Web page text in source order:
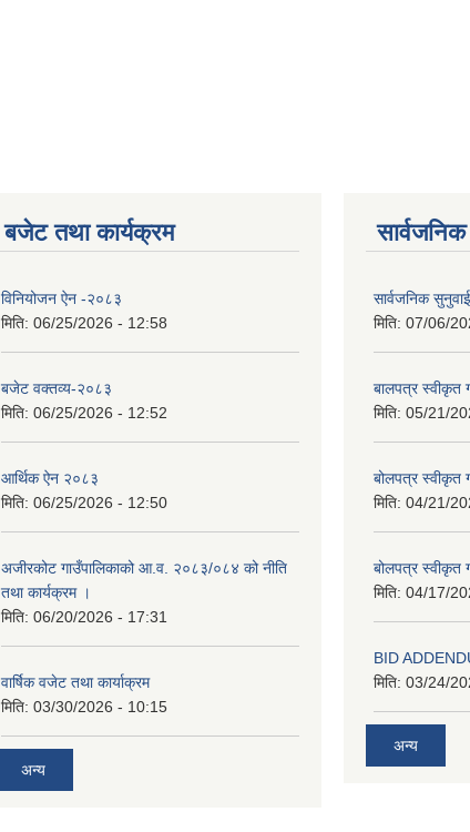
बजेट तथा कार्यक्रम
विनियोजन ऐन -२०८३
मिति: 06/25/2026 - 12:58
बजेट वक्तव्य-२०८३
मिति: 06/25/2026 - 12:52
आर्थिक ऐन २०८३
मिति: 06/25/2026 - 12:50
अजीरकोट गाउँपालिकाको आ.व. २०८३/०८४ को नीति
तथा कार्यक्रम ।
मिति: 06/20/2026 - 17:31
वार्षिक वजेट तथा कार्याक्रम
मिति: 03/30/2026 - 10:15
अन्य
सार्वजनिक
मिति: 07/06/
बालपत्र स्वीकृत
मिति: 05/21/
बोलपत्र स्वीकृत
मिति: 04/21/
बोलपत्र स्वीकृत
मिति: 04/17/
BID
मिति: 03/24/
अन्य